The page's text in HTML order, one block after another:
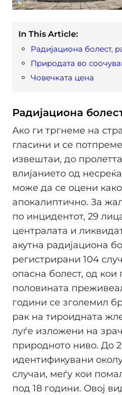
In This Article:
Радијациона болест,
Природата во
Човечката цена
Радијациона
Ако ги тргнеме на
гласини и се
извештаи, до
влијанието од
може да се оцени
апокалиптично. За
по инцидентот, 29
централата и
акутна радијациона
регистрирани 104
опасна болест, од кои
половината
години се зголемил
рак на тироидната
луѓе изложени на
природното ниво. До
идентификувани
случаи, меѓу кои
под 18 години. Овој